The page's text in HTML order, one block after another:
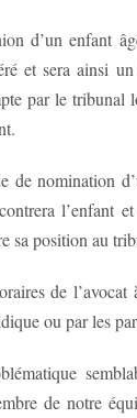
d’un enfant
et sera ainsi
par le tribunal
de nomination
l’enfant
sa position au
de l’avocat
ou par les
de notre